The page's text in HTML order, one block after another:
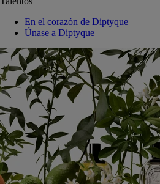
En el corazón de Diptyque
Únase a Diptyque